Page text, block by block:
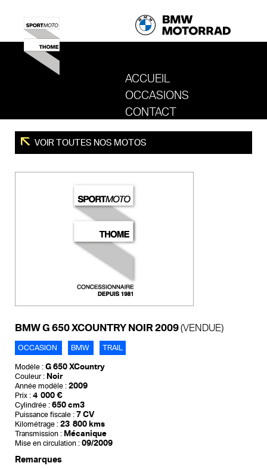
ACCUEIL
REVENIR AU SITE DE SPORT MOTO
OCCASIONS
CONTACT
VOIR TOUTES NOS MOTOS
BMW G 650 XCOUNTRY NOIR 2009(VENDUE)
OCCASION BMW TRAIL
Modèle : G 650 XCountry
Couleur : Noir
Année modèle : 2009
Prix : 4 000 €
Cylindrée : 650 cm3
Puissance fiscale : 7 CV
Kilométrage : 23 800 kms
Transmission : Mécanique
Mise en circulation : 09/2009
Remarques